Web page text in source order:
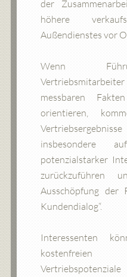
der
höhere
Außendienstes vor
Wenn
messbaren
orientieren,
insbesondere
potenzialstarker
zurückzuführen
Ausschöpfung der
Kundendialog“.
Interessenten